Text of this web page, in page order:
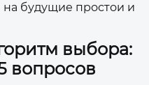
будущие простои и
выбора:
вопросов